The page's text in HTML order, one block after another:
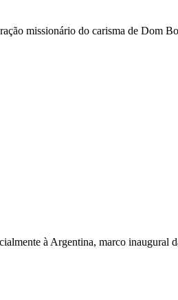
missionário do carisma de Dom
à Argentina, marco inaugural